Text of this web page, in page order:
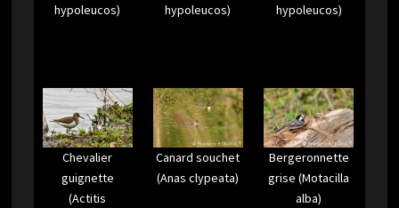
hypoleucos)
hypoleucos)
hypoleucos)
Chevalier
guignette
(Actitis
Canard souchet
(Anas clypeata)
Bergeronnette
grise (Motacilla
alba)